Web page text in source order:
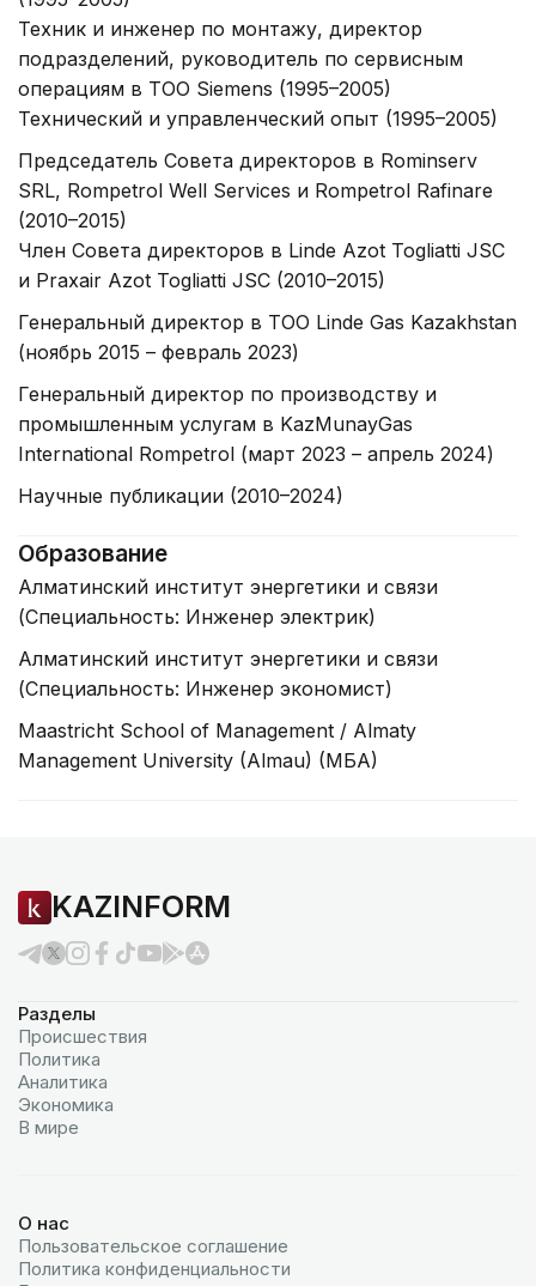
Техник и инженер по монтажу, директор
подразделений, руководитель по сервисным
операциям в ТОО Siemens (1995–2005)
Технический и управленческий опыт (1995–2005)
Председатель Совета директоров в Rominserv
SRL, Rompetrol Well Services и Rompetrol Rafinare
(2010–2015)
Член Совета директоров в Linde Azot Togliatti JSC
и Praxair Azot Togliatti JSC (2010–2015)
Генеральный директор в ТОО Linde Gas Kazakhstan
(ноябрь 2015 – февраль 2023)
Генеральный директор по производству и
промышленным услугам в KazMunayGas
International Rompetrol (март 2023 – апрель 2024)
Научные публикации (2010–2024)
Образование
Алматинский институт энергетики и связи
(Специальность: Инженер электрик)
Алматинский институт энергетики и связи
(Специальность: Инженер экономист)
Maastricht School of Management / Almaty
Management University (Almau) (MБA)
KAZINFORM
Разделы
Происшествия
Политика
Аналитика
Экономика
В мире
О нас
Пользовательское соглашение
Политика конфиденциальности